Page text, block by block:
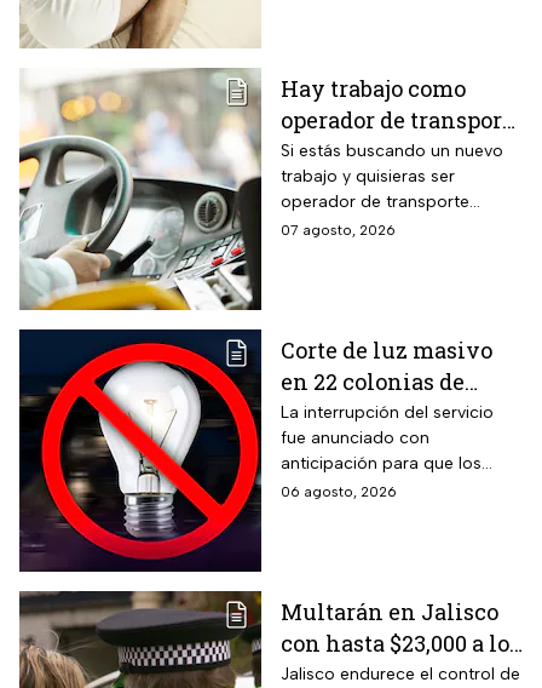
Hay trabajo como
operador de transporte
público con sueldo de
18 mil pesos, bonos y
despensa
Si estás buscando un nuevo
trabajo y quisieras ser
operador de transporte
público, publicaron algunas
07 agosto, 2026
Corte de luz masivo
en 22 colonias de
México; zonas
afectadas hoy 7 de
agosto
La interrupción del servicio
fue anunciado con
anticipación para que los
usuarios puedan tomar las
06 agosto, 2026
Multarán en Jalisco
con hasta $23,000 a los
conductores que
Jalisco endurece el control de